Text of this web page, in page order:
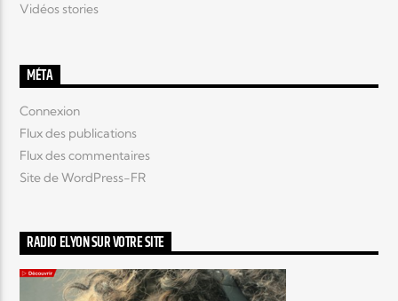
Vidéos stories
MÉTA
Connexion
Flux des publications
Flux des commentaires
Site de WordPress-FR
RADIO ELYON SUR VOTRE SITE